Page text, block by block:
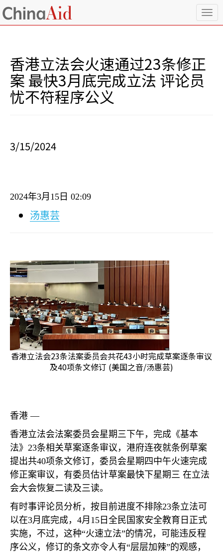
T
o
香港立法会火速通过23条修正
案 最快3月底完成立法 评论员
忧不符程序公义
3/15/2024
2024年3月 15 日 02:09
汤惠芸
香港立法会23条法案委员会共花43小时完成草案逐条审议
及40项条文修订 (美国之音/汤惠芸)
香港 —
香港立法会法案委员会星期三下午，完成《基本
法》 23条相关草案逐条审议，港府连夜就条例草案
提出共40项条文修订，委员会星期四中午火速完成
修正案审议，有委员估计草案最快下星期三 在立法
会大会恢复二读及三读。
有时事评论员分析，按目前进度不排除23条立法可
以在3月底完成， 4月 15 日全民国家安全教育日正式
实施，不过，这种“火速立法”的情况，可能违反程
序公义，修订的条文亦令人有“层层加辣”的观感，